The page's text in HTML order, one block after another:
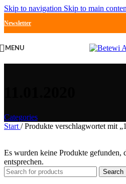
Skip to navigation Skip to main
Newsletter
MENU
Categories
Start / Produkte verschlagwortet mit
Es wurden keine Produkte gefunden,
entsprechen.
Search